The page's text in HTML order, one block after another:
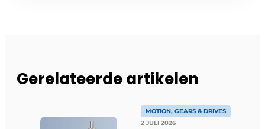
Gerelateerde artikelen
MOTION, GEARS & DRIVES
2 JULI 2026